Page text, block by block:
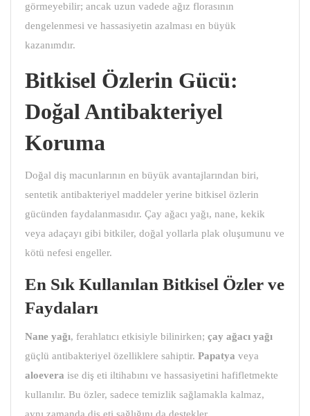
görmeyebilir; ancak uzun vadede ağız florasının
dengelenmesi ve hassasiyetin azalması en büyük
kazanımdır.
Bitkisel Özlerin Gücü:
Doğal Antibakteriyel
Koruma
Doğal diş macunlarının en büyük avantajlarından biri,
sentetik antibakteriyel maddeler yerine bitkisel özlerin
gücünden faydalanmasıdır. Çay ağacı yağı, nane, kekik
veya adaçayı gibi bitkiler, doğal yollarla plak oluşumunu ve
kötü nefesi engeller.
En Sık Kullanılan Bitkisel Özler ve
Faydaları
Nane yağı, ferahlatıcı etkisiyle bilinirken; çay ağacı yağı
güçlü antibakteriyel özelliklere sahiptir. Papatya veya
aloevera ise diş eti iltihabını ve hassasiyetini hafifletmekte
kullanılır. Bu özler, sadece temizlik sağlamakla kalmaz,